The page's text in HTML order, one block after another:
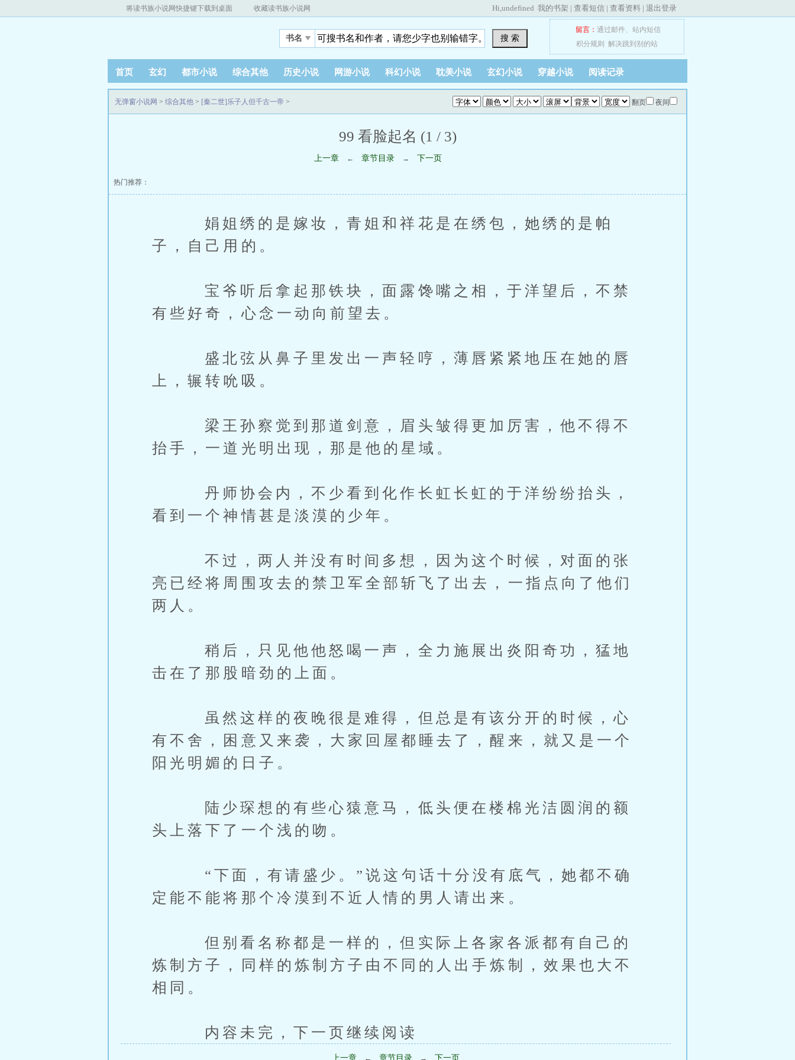
将读书族小说网快捷键下载到桌面 收藏读书族小说网 Hi,undefined 我的书架 | 查看短信 | 查看资料 | 退出登录
书名 搜 索
留言： 通过邮件、 站内短信
积分规则
解决跳到别的站
首页 玄幻 都市小说 综合其他 历史小说 网游小说 科幻小说 耽美小说 玄幻小说 穿越小说 阅读记录
翻页 夜间
无弹窗小说网 > 综合其他 > [秦二世]乐子人但千古一帝 >
99 看脸起名 (1 / 3)
上一章 ← 章节目录 → 下一页
热门推荐：
娟姐绣的是嫁妆，青姐和祥花是在绣包，她绣的是帕
子，自己用的。
宝爷听后拿起那铁块，面露馋嘴之相，于洋望后，不禁
有些好奇，心念一动向前望去。
盛北弦从鼻子里发出一声轻哼，薄唇紧紧地压在她的唇
上，辗转吮吸。
梁王孙察觉到那道剑意，眉头皱得更加厉害，他不得不
抬手，一道光明出现，那是他的星域。
丹师协会内，不少看到化作长虹长虹的于洋纷纷抬头，
看到一个神情甚是淡漠的少年。
不过，两人并没有时间多想，因为这个时候，对面的张
亮已经将周围攻去的禁卫军全部斩飞了出去，一指点向了他们
两人。
稍后，只见他他怒喝一声，全力施展出炎阳奇功，猛地
击在了那股暗劲的上面。
虽然这样的夜晚很是难得，但总是有该分开的时候，心
有不舍，困意又来袭，大家回屋都睡去了，醒来，就又是一个
阳光明媚的日子。
陆少琛想的有些心猿意马，低头便在楼棉光洁圆润的额
头上落下了一个浅的吻。
“下面，有请盛少。”说这句话十分没有底气，她都不确
定能不能将那个冷漠到不近人情的男人请出来。
但别看名称都是一样的，但实际上各家各派都有自己的
炼制方子，同样的炼制方子由不同的人出手炼制，效果也大不
相同。
内容未完，下一页继续阅读
上一章 ← 章节目录 → 下一页